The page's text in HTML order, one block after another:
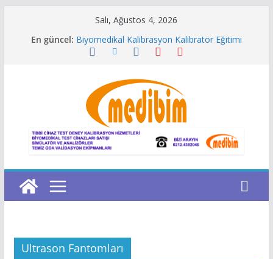
Salı, Ağustos 4, 2026
En güncel: Biyomedikal Kalibrasyon Kalibratör Eğitimi
Kalibrasyon Laboratuvarı Yazılımı
Niimbot Türkiye
Gaz Konsantrasyonları hesaplama
Ultrason Fantomları